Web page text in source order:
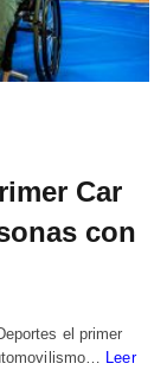
Car
con
el primer
Leer